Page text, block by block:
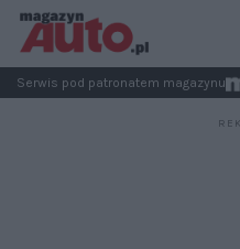
Serwis pod patronatem magazynu